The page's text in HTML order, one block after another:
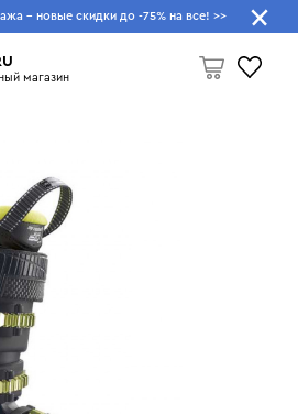
- новые скидки до -75% на все! >>
магазин